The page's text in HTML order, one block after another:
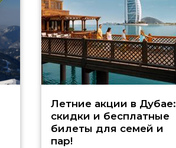
Летние акции в Дубае:
скидки и бесплатные
билеты для семей и
пар!